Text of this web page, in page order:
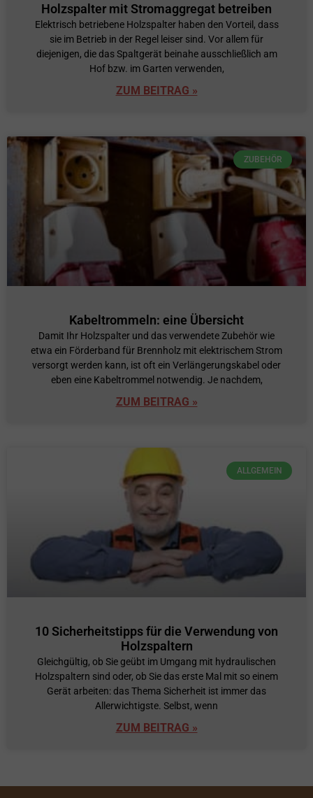
Holzspalter mit Stromaggregat betreiben
Elektrisch betriebene Holzspalter haben den Vorteil, dass
sie im Betrieb in der Regel leiser sind. Vor allem für
diejenigen, die das Spaltgerät beinahe ausschließlich am
Hof bzw. im Garten verwenden,
ZUM BEITRAG »
ZUBEHÖR
Kabeltrommeln: eine Übersicht
Damit Ihr Holzspalter und das verwendete Zubehör wie
etwa ein Förderband für Brennholz mit elektrischem Strom
versorgt werden kann, ist oft ein Verlängerungskabel oder
eben eine Kabeltrommel notwendig. Je nachdem,
ZUM BEITRAG »
ALLGEMEIN
10 Sicherheitstipps für die Verwendung von
Holzspaltern
Gleichgültig, ob Sie geübt im Umgang mit hydraulischen
Holzspaltern sind oder, ob Sie das erste Mal mit so einem
Gerät arbeiten: das Thema Sicherheit ist immer das
Allerwichtigste. Selbst, wenn
ZUM BEITRAG »